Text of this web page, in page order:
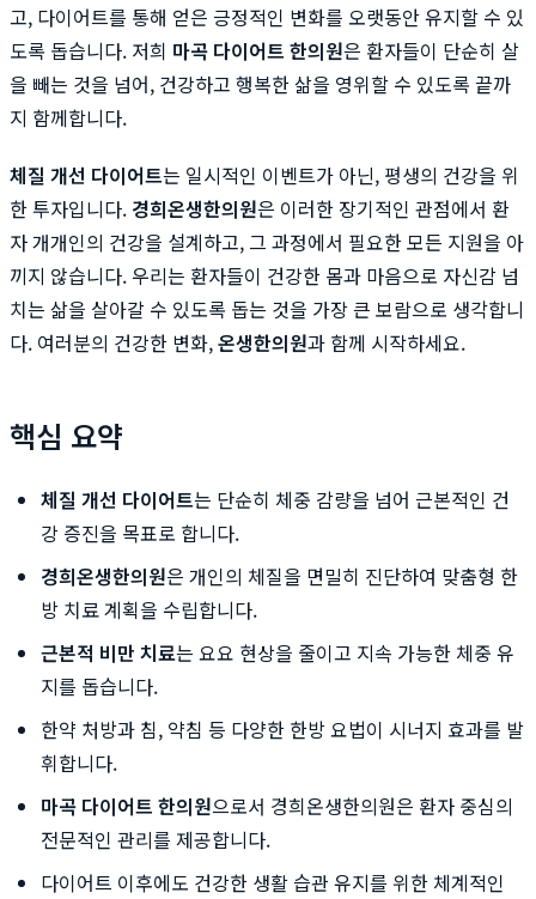
고, 다이어트를 통해 얻은 긍정적인 변화를 오랫동안 유지할 수 있
도록 돕습니다. 저희 마곡 다이어트 한의원은 환자들이 단순히 살
을 빼는 것을 넘어, 건강하고 행복한 삶을 영위할 수 있도록 끝까
지 함께합니다.
체질 개선 다이어트는 일시적인 이벤트가 아닌, 평생의 건강을 위
한 투자입니다. 경희온생한의원은 이러한 장기적인 관점에서 환
자 개개인의 건강을 설계하고, 그 과정에서 필요한 모든 지원을 아
끼지 않습니다. 우리는 환자들이 건강한 몸과 마음으로 자신감 넘
치는 삶을 살아갈 수 있도록 돕는 것을 가장 큰 보람으로 생각합니
다. 여러분의 건강한 변화,온생한의원과 함께 시작하세요.
핵심 요약
체질 개선 다이어트는 단순히 체중 감량을 넘어 근본적인 건
강 증진을 목표로 합니다.
경희온생한의원은 개인의 체질을 면밀히 진단하여 맞춤형 한
방 치료 계획을 수립합니다.
근본적 비만 치료는 요요 현상을 줄이고 지속 가능한 체중 유
지를 돕습니다.
한약 처방과 침, 약침 등 다양한 한방 요법이 시너지 효과를 발
휘합니다.
마곡 다이어트 한의원으로서 경희온생한의원은 환자 중심의
전문적인 관리를 제공합니다.
다이어트 이후에도 건강한 생활 습관 유지를 위한 체계적인